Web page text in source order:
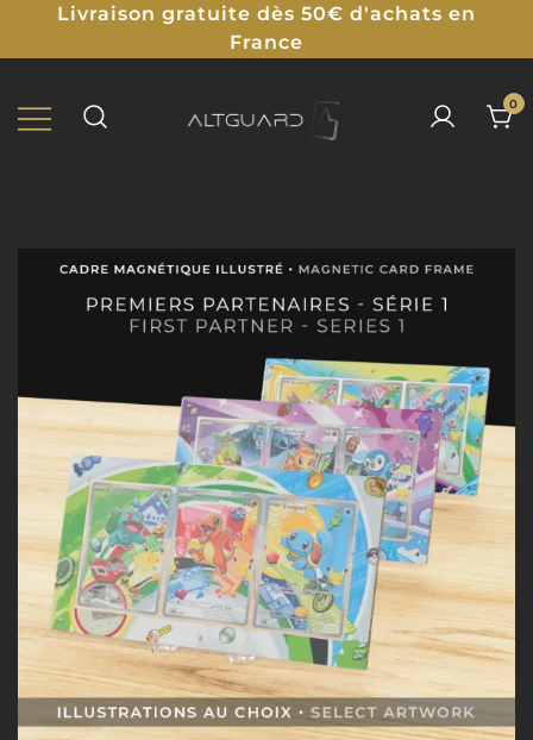
Livraison gratuite dès 50€ d'achats en
France
0